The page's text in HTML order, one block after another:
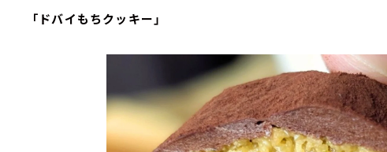
「ドバイもちクッキー」